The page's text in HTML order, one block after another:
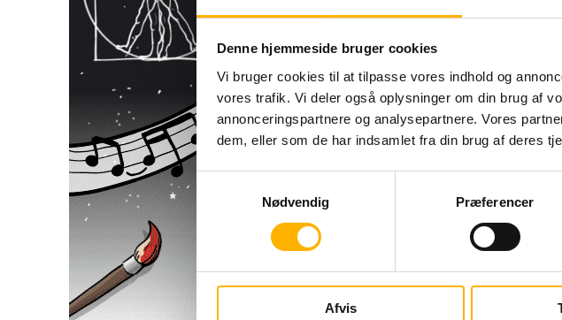
Denne hjemmeside bruger cookies
Vi bruger cookies til at tilpasse vores indhold og
vores trafik. Vi deler også oplysninger om din brug af
annonceringspartnere og analysepartnere. Vores
dem, eller som de har indsamlet fra din brug af deres
Nødvendig
Præferencer
Afvis